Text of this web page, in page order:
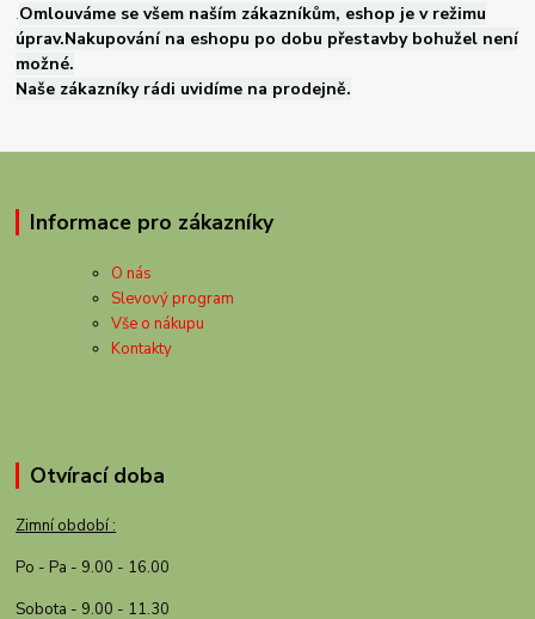
.Omlouváme se všem naším zákazníkům, eshop je v režimu
úprav.Nakupování na eshopu po dobu přestavby bohužel není
možné.
Naše zákazníky rádi uvidíme na prodejně.
Informace pro zákazníky
O nás
Slevový program
Vše o nákupu
Kontakty
Otvírací doba
Zimní období :
Po - Pa - 9.00 - 16.00
Sobota - 9.00 - 11.30